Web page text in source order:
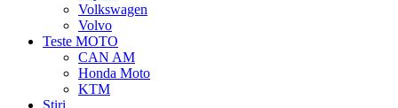
Volkswagen
Volvo
Teste MOTO
CAN AM
Honda Moto
KTM
Stiri